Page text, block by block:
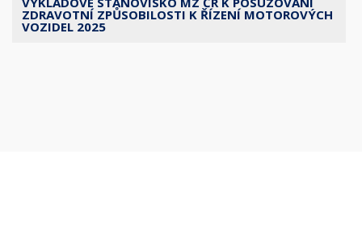
ZDRAVOTNÍ ZPŮSOBILOSTI K ŘÍZENÍ MOTOROVÝCH
VOZIDEL 2025